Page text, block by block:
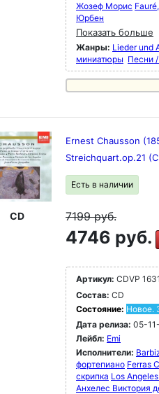
Жозеф Морис
Юрбен
Показать больше
Жанры: Lieder und
миниатюры Песни
CD
Ernest Chausson
Streichquart.op.21
Есть в наличии
7199руб.
4746 руб.
Артикул: CDVP
Состав: CD
Состояние: Новое.
Дата релиза: 05-
Лейбл: Emi
Исполнители:
фортепиано Ferras
скрипка Los
Анхелес Виктория